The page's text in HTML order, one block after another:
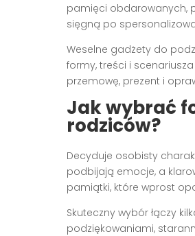
pamięci obdarowanych,
sięgną po
Weselne gadżety do
formy, treści i
przemowę, prezent i
Jak wybrać
rodziców?
Decyduje osobisty
podbijają emocje, a
pamiątki, które wprost
Skuteczny wybór łączy
podziękowaniami,